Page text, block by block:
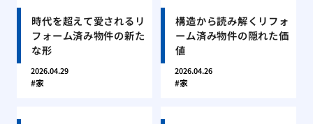
時代を超えて愛されるリ
フォーム済み物件の新た
な形
2026.04.29
家
構造から読み解くリフォ
ーム済み物件の隠れた価
値
2026.04.26
家